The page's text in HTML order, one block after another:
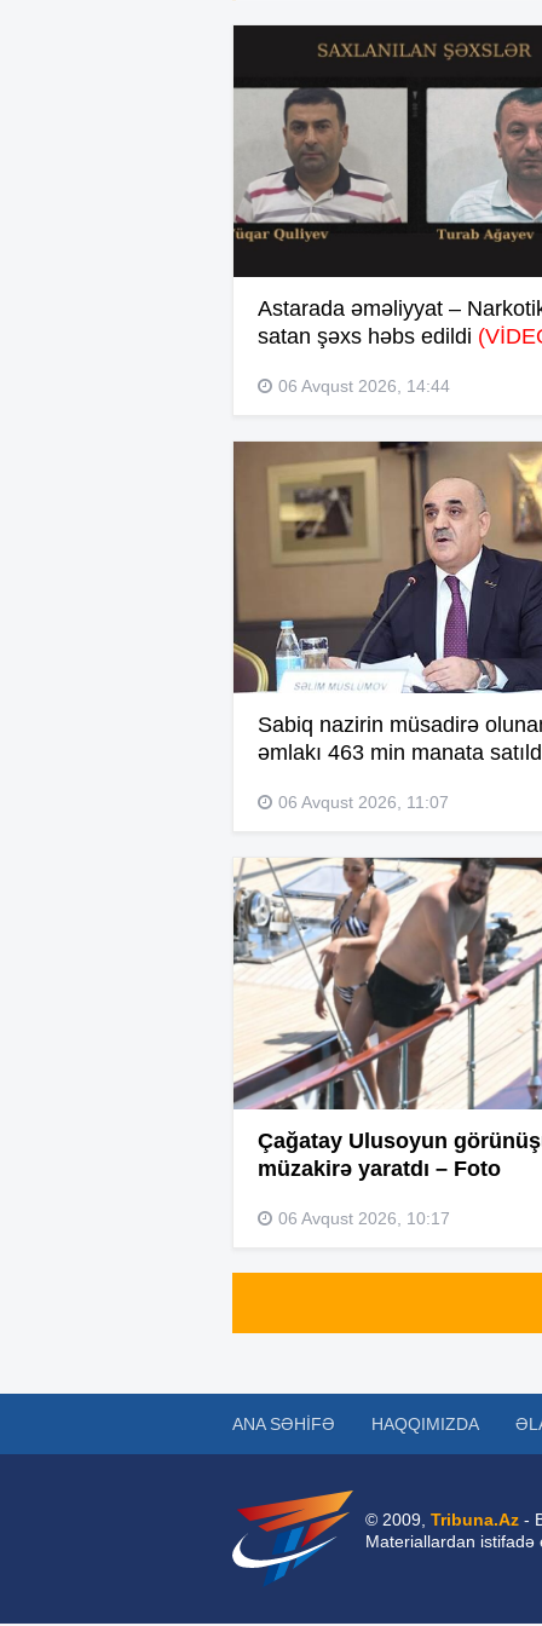
Astarada əməliyyat –
satan şəxs həbs edildi
06 Avqust 2026, 14:44
Sabiq nazirin müsadirə
əmlakı 463 min manata
06 Avqust 2026, 11:07
Çağatay Ulusoyun
müzakirə yaratdı – Foto
06 Avqust 2026, 10:17
ANA SƏHIFƏ HAQQIMIZDA
© 2009, Tribuna.Az -
Materiallardan istifadə